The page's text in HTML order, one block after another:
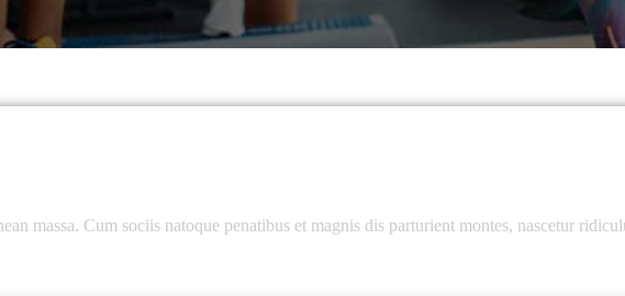
massa. Cum sociis natoque penatibus et magnis dis parturient montes, nascetur